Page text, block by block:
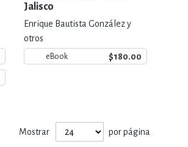
Jalisco
Enrique Bautista González y
otros
eBook $180.00
Mostrar por página